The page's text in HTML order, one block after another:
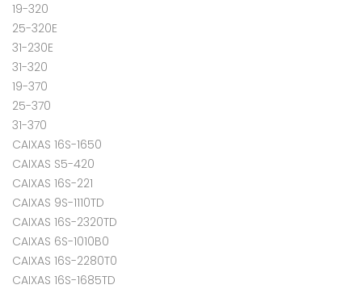
19-320
25-320E
31-230E
31-320
19-370
25-370
31-370
CAIXAS 16S-1650
CAIXAS S5-420
CAIXAS 16S-221
CAIXAS 9S-1110TD
CAIXAS 16S-2320TD
CAIXAS 6S-1010B0
CAIXAS 16S-2280T0
CAIXAS 16S-1685TD